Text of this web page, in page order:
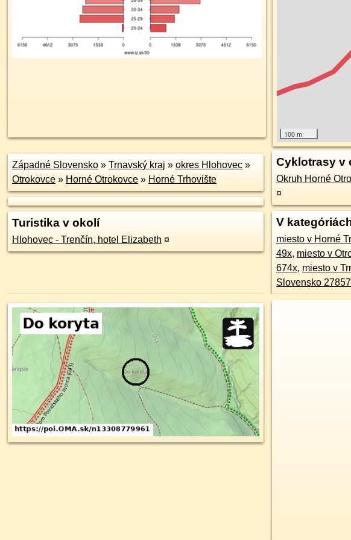
100 m
Západné Slovensko » Trnavský kraj » okres Hlohovec »
Otrokovce » Horné Otrokovce » Horné Trhovište
Turistika v okolí
Hlohovec - Trenčín, hotel Elizabeth ¤
Cyklotrasy v
Okruh Horné
¤
V
miesto v Horné
49x, miesto v
674x, miesto v
Slovensko